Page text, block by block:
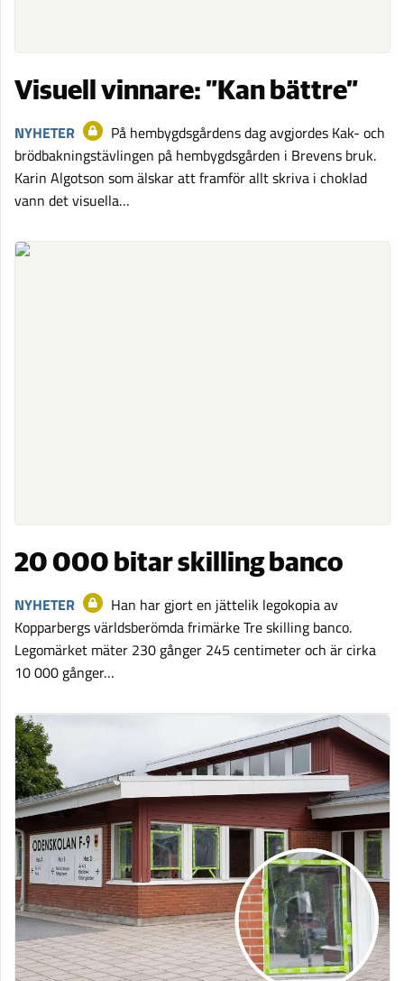
Visuell vinnare: ”Kan bättre”
NYHETER
På hembygdsgårdens dag avgjordes Kak- och
brödbakningstävlingen på hembygdsgården i Brevens bruk.
Karin Algotson som älskar att framför allt skriva i choklad
vann det visuella…
20 000 bitar skilling banco
NYHETER
Han har gjort en jättelik legokopia av
Kopparbergs världsberömda frimärke Tre skilling banco.
Legomärket mäter 230 gånger 245 centimeter och är cirka
10 000 gånger…